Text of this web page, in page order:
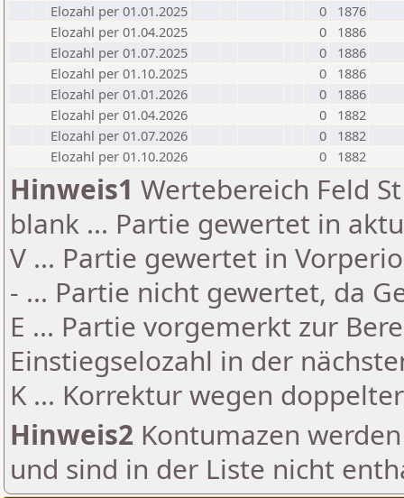
Elozahl per 01.01.2025
0
1876
Elozahl per 01.04.2025
0
1886
Elozahl per 01.07.2025
0
1886
Elozahl per 01.10.2025
0
1886
Elozahl per 01.01.2026
0
1886
Elozahl per 01.04.2026
0
1882
Elozahl per 01.07.2026
0
1882
Elozahl per 01.10.2026
0 1882
Hinweis1 Wertebereich Feld
blank ... Partie gewertet in
V ... Partie gewertet in
- ... Partie nicht gewertet, da
E ... Partie vorgemerkt zur
Einstiegselozahl in der
K ... Korrektur wegen
Hinweis2 Kontumazen
und sind in der Liste nicht